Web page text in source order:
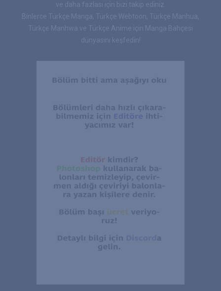
ve daha fazlası için bizi takip ediniz.
Binlerce Türkçe Manga, Türkçe Webtoon, Türkçe Manhua,
Türkçe Manhwa ve Türkçe Anime için Manga Bahçesi
dünyasını keşfedin!